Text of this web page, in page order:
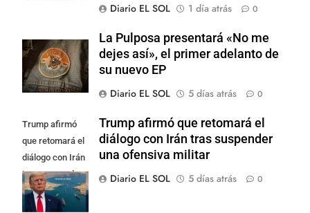
Diario EL SOL
1 día atrás 0
La Pulposa presentará «No me
dejes así», el primer adelanto de
su nuevo EP
Diario EL SOL
5 días atrás 0
Trump afirmó
que retomará el
diálogo con Irán
tras suspender
una ofensiva
militar
Trump afirmó que retomará el
diálogo con Irán tras suspender
una ofensiva militar
Diario EL SOL
5 días atrás 0